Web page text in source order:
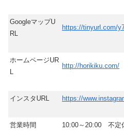
GoogleマップU
RL
https://tinyurl.com/
ホームページUR
L
http://horikiku.com/
インスタURL https://
営業時間 10:00～20:00 不定